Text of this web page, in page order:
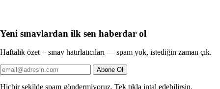
Yeni sınavlardan ilk sen haberdar ol
Haftalık özet + sınav hatırlatıcıları — spam yok, istediğin zaman çık.
Abone Ol
Hiçbir şekilde spam göndermiyoruz. Tek tıkla iptal edebilirsin.